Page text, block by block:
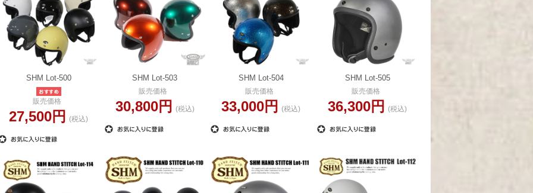
SHM Lot-500
販売価格
27,500円 (税込)
SHM Lot-503
販売価格
30,800円 (税込)
SHM Lot-504
販売価格
33,000円 (税込)
SHM Lot-505
販売価格
36,300円 (税込)